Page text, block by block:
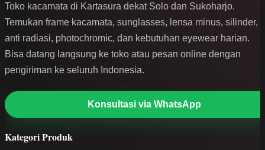
Toko kacamata di Kartasura dekat Solo dan Sukoharjo.
Temukan frame kacamata, sunglasses, lensa minus, silinder,
anti radiasi, photochromic, dan kebutuhan eyewear harian.
Bisa datang langsung ke toko atau pesan online dengan
pengiriman ke seluruh Indonesia.
Konsultasi via WhatsApp
Kategori Produk